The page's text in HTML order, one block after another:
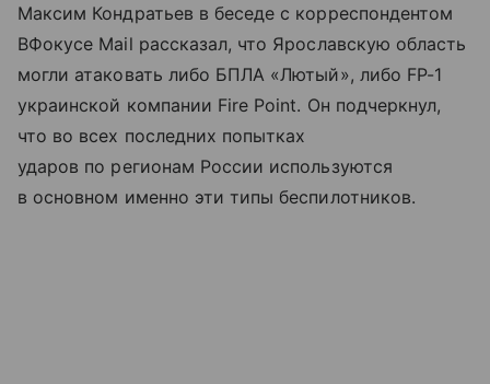
Максим Кондратьев в беседе с корреспондентом
ВФокусе Mail рассказал, что Ярославскую область
могли атаковать либо БПЛА «Лютый», либо FP-1
украинской компании Fire Point. Он подчеркнул,
что во всех последних попытках
ударов по регионам России используются
в основном именно эти типы беспилотников.